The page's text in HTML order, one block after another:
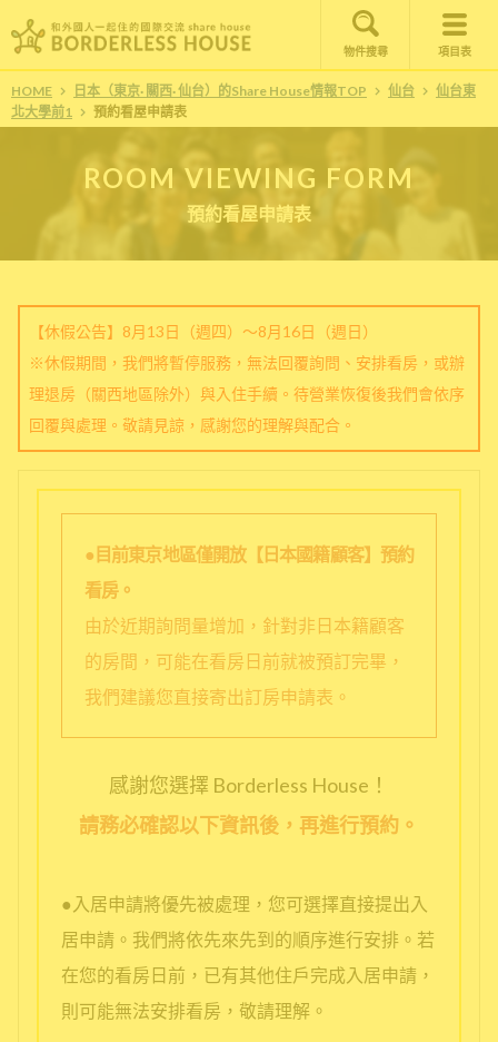
物件搜尋 項目表
HOME 日本（東京· 關西· 仙台）的Share House情報TOP 仙台
仙台東
北大學前1
預約看屋申請表
ROOM VIEWING FORM
預約看屋申請表
【休假公告】8月13日（週四）～8月16日（週日）
※休假期間，我們將暫停服務，無法回覆詢問、安排看房，或辦
理退房（關西地區除外）與入住手續。待營業恢復後我們會依序
回覆與處理。敬請見諒，感謝您的理解與配合。
●目前東京地區僅開放【日本國籍顧客】預約
看房。
由於近期詢問量增加，針對非日本籍顧客
的房間，可能在看房日前就被預訂完畢，
我們建議您直接寄出訂房申請表。
感謝您選擇 Borderless House！
請務必確認以下資訊後，再進行預約。
●入居申請將優先被處理，您可選擇直接提出入
居申請。我們將依先來先到的順序進行安排。若
在您的看房日前，已有其他住戶完成入居申請，
則可能無法安排看房，敬請理解。